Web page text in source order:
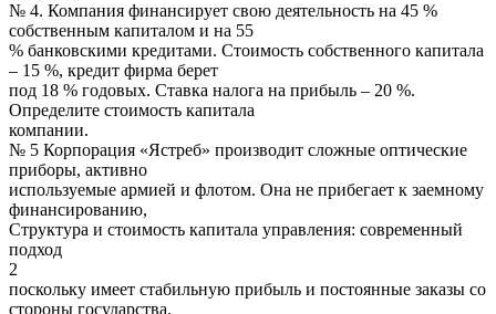
№ 4. Компания финансирует свою деятельность на 45 %
собственным капиталом и на 55
% банковскими кредитами. Стоимость собственного капитала
– 15 %, кредит фирма берет
под 18 % годовых. Ставка налога на прибыль – 20 %.
Определите стоимость капитала
компании.
№ 5 Корпорация «Ястреб» производит сложные оптические
приборы, активно
используемые армией и флотом. Она не прибегает к заемному
финансированию,
Структура и стоимость капитала управления: современный
подход
2
поскольку имеет стабильную прибыль и постоянные заказы со
стороны государства.